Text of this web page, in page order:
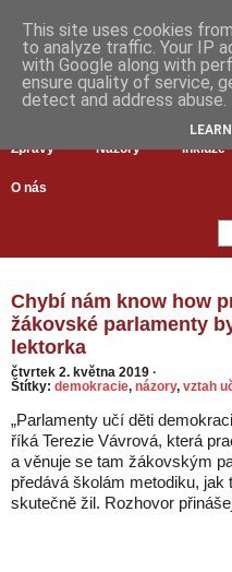
Zprávy Názory Inkluze
O nás
Chybí nám know how
žákovské parlamenty
lektorka
čtvrtek 2. května 2019 ·
Štítky: demokracie, názory, vztah
„Parlamenty učí děti
říká Terezie Vávrová, která
a věnuje se tam žákovským
předává školám metodiku,
skutečně žil. Rozhovor
This site uses cookies
to analyze traffic. Your IP
with Google along with
ensure quality of service,
detect and address abuse.